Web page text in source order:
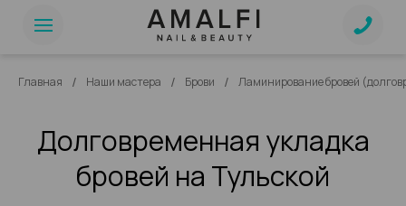
Главная / Наши мастера / Брови / Ламинирование бровей
Долговременная укладка
бровей на Тульской